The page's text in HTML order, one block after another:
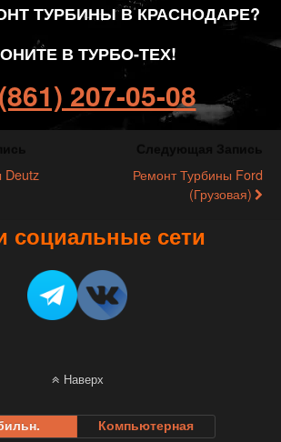
ТУРБИНЫ В КРАСНОДАРЕ?
В ТУРБО-ТЕХ!
207-05-08
Deutz
Ремонт Турбины Ford
(грузовая)
социальные сети
Наверх
Компьютерная